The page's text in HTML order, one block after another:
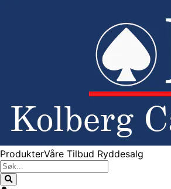
ProdukterVåre Tilbud Ryddesalg